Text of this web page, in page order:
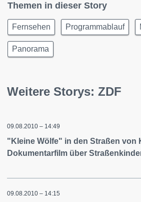
Themen in dieser Story
Fernsehen Programmablauf
Panorama
Weitere Storys: ZDF
09.08.2010 – 14:49
"Kleine Wölfe" in den Straßen von
Dokumentarfilm über
09.08.2010 – 14:15